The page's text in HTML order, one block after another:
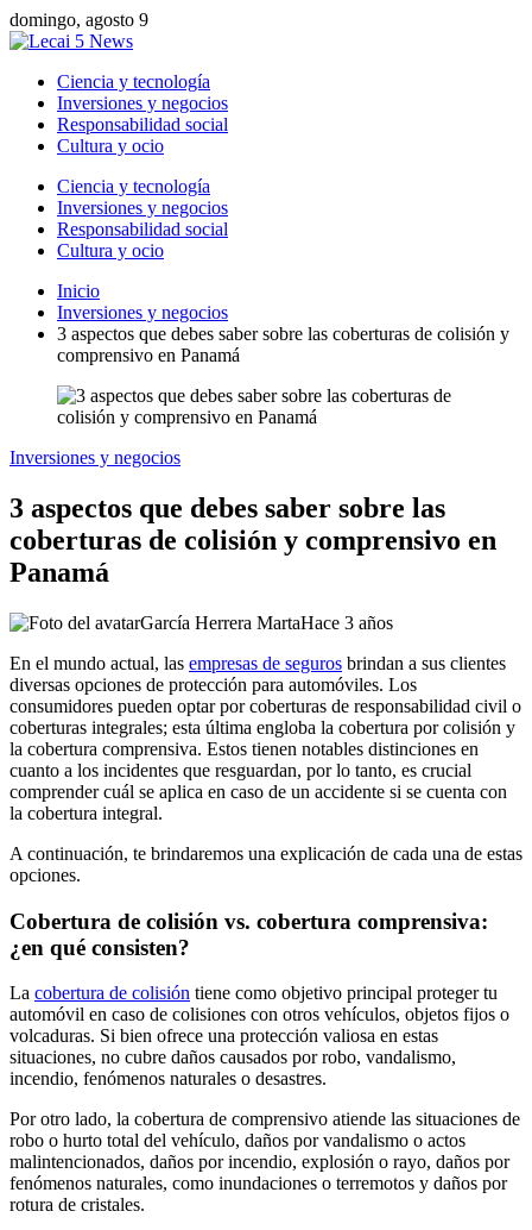
domingo, agosto 9
Ciencia y tecnología
Inversiones y negocios
Responsabilidad social
Cultura y ocio
Ciencia y tecnología
Inversiones y negocios
Responsabilidad social
Cultura y ocio
Inicio
Inversiones y negocios
3 aspectos que debes saber sobre las coberturas de colisión y
comprensivo en Panamá
Inversiones y negocios
3 aspectos que debes saber sobre las
coberturas de colisión y comprensivo en
Panamá
García Herrera MartaHace 3 años
En el mundo actual, las empresas de seguros brindan a sus clientes
diversas opciones de protección para automóviles. Los
consumidores pueden optar por coberturas de responsabilidad civil o
coberturas integrales; esta última engloba la cobertura por colisión y
la cobertura comprensiva. Estos tienen notables distinciones en
cuanto a los incidentes que resguardan, por lo tanto, es crucial
comprender cuál se aplica en caso de un accidente si se cuenta con
la cobertura integral.
A continuación, te brindaremos una explicación de cada una de estas
opciones.
Cobertura de colisión vs. cobertura comprensiva:
¿en qué consisten?
La cobertura de colisión tiene como objetivo principal proteger tu
automóvil en caso de colisiones con otros vehículos, objetos fijos o
volcaduras. Si bien ofrece una protección valiosa en estas
situaciones, no cubre daños causados por robo, vandalismo,
incendio, fenómenos naturales o desastres.
Por otro lado, la cobertura de comprensivo atiende las situaciones de
robo o hurto total del vehículo, daños por vandalismo o actos
malintencionados, daños por incendio, explosión o rayo, daños por
fenómenos naturales, como inundaciones o terremotos y daños por
rotura de cristales.